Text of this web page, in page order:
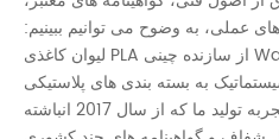
عملی، به وضوح می توانیم ببینیم:
لیوان کاغذی PLA از سازنده چینی Want Paper فقط یک ظرف برای
به بسته بندی های پلاستیکی
سنتی مبتنی بر نفت است. با تجربه تولید ما که از سال 2017 انباشته